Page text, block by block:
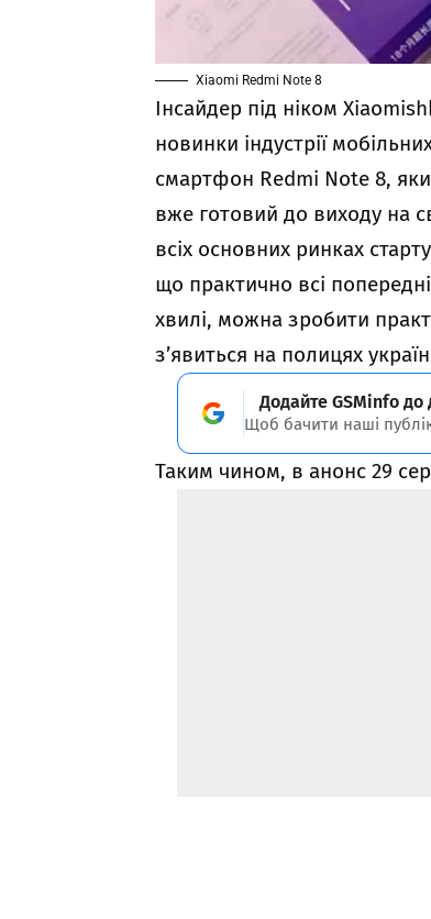
Xiaomi Redmi Note 8
Інсайдер під ніком
новинки індустрії
смартфон Redmi Note 8,
вже готовий до виходу на
всіх основних ринках
що практично всі
хвилі, можна зробити
з’явиться на полицях
Додайте GSMinfo
Щоб бачити наші
Таким чином, в анонс 29